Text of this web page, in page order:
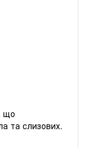
що
та слизових.